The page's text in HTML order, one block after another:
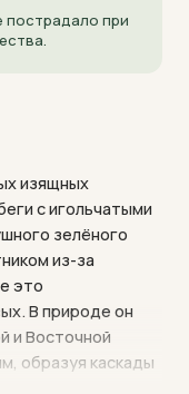
пострадало при
изящных
с игольчатыми
зелёного
из-за
это
В природе он
и Восточной
образуя каскады